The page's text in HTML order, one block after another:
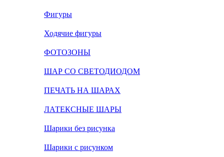
Фигуры
Ходячие фигуры
ФОТОЗОНЫ
ШАР СО СВЕТОДИОДОМ
ПЕЧАТЬ НА ШАРАХ
ЛАТЕКСНЫЕ ШАРЫ
Шарики без рисунка
Шарики с рисунком